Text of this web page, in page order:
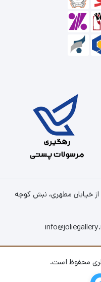
از خیابان مطهری، نبش کوچه
محفوظ است.